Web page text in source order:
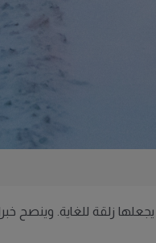
زلقة للغاية. وينصح